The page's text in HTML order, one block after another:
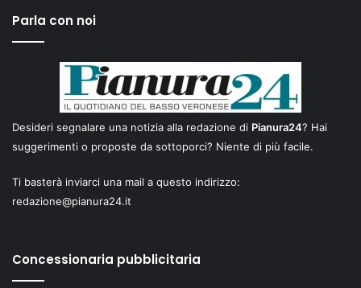
Parla con noi
Desideri segnalare una notizia alla redazione di Pianura24? Hai
suggerimenti o proposte da sottoporci? Niente di più facile.
Ti basterà inviarci una mail a questo indirizzo:
redazione@pianura24.it
Concessionaria pubblicitaria